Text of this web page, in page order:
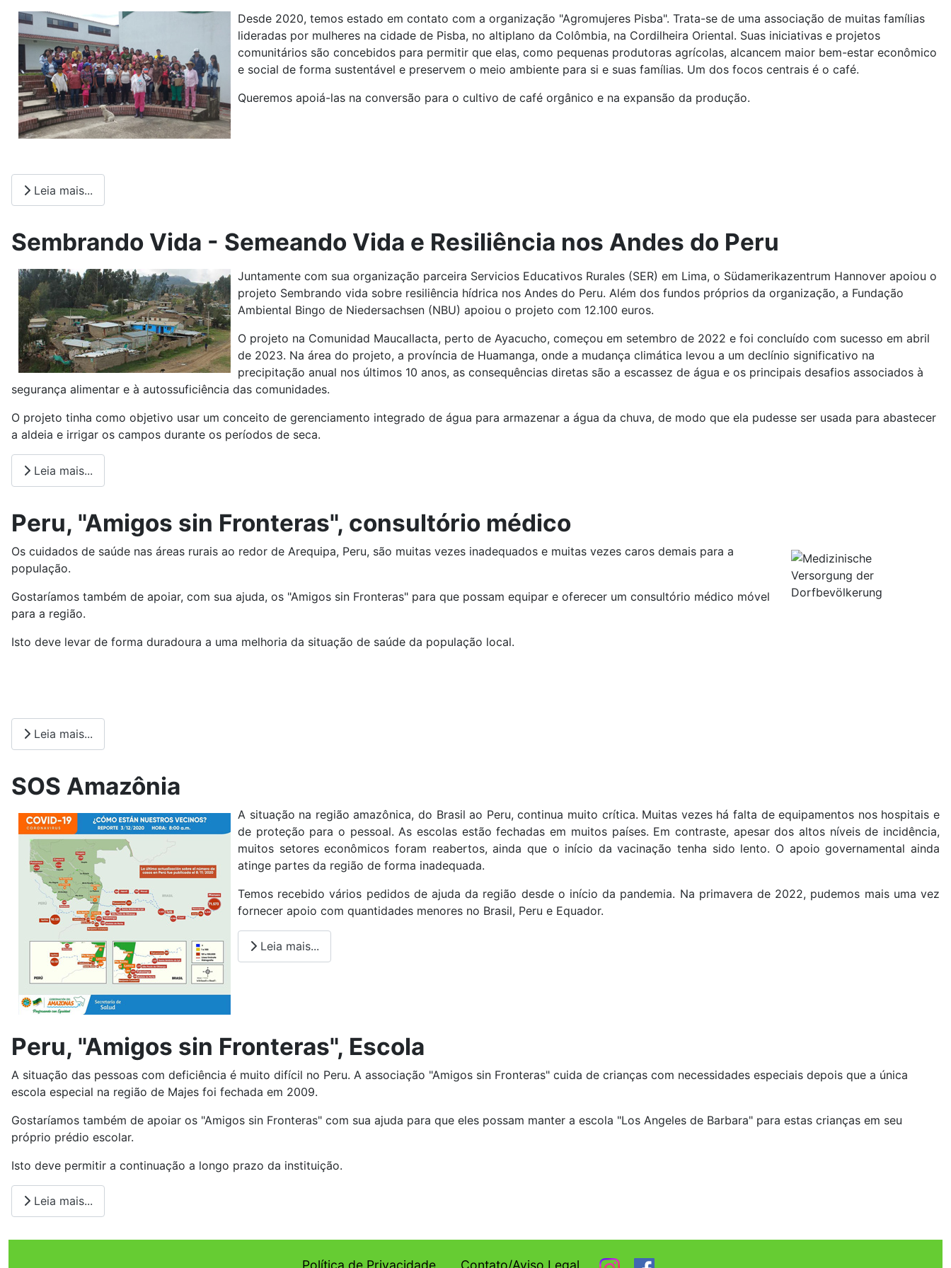
Desde 2020, temos estado em contato com a organização "Agromujeres Pisba". Trata-se de uma associação de muitas famílias
lideradas por mulheres na cidade de Pisba, no altiplano da Colômbia, na Cordilheira Oriental. Suas iniciativas e projetos
comunitários são concebidos para permitir que elas, como pequenas produtoras agrícolas, alcancem maior bem-estar econômico
e social de forma sustentável e preservem o meio ambiente para si e suas famílias. Um dos focos centrais é o café.
Queremos apoiá-las na conversão para o cultivo de café orgânico e na expansão da produção.
Leia mais...
Sembrando Vida - Semeando Vida e Resiliência nos Andes do Peru
Juntamente com sua organização parceira Servicios Educativos Rurales (SER) em Lima, o Südamerikazentrum Hannover apoiou o
projeto Sembrando vida sobre resiliência hídrica nos Andes do Peru. Além dos fundos próprios da organização, a Fundação
Ambiental Bingo de Niedersachsen (NBU) apoiou o projeto com 12.100 euros.
O projeto na Comunidad Maucallacta, perto de Ayacucho, começou em setembro de 2022 e foi concluído com sucesso em abril
de 2023. Na área do projeto, a província de Huamanga, onde a mudança climática levou a um declínio significativo na
precipitação anual nos últimos 10 anos, as consequências diretas são a escassez de água e os principais desafios associados à
segurança alimentar e à autossuficiência das comunidades.
O projeto tinha como objetivo usar um conceito de gerenciamento integrado de água para armazenar a água da chuva, de modo que ela pudesse ser usada para abastecer
a aldeia e irrigar os campos durante os períodos de seca.
Leia mais...
Peru, "Amigos sin Fronteras", consultório médico
Os cuidados de saúde nas áreas rurais ao redor de Arequipa, Peru, são muitas vezes inadequados e muitas vezes caros demais para a
população.
Gostaríamos também de apoiar, com sua ajuda, os "Amigos sin Fronteras" para que possam equipar e oferecer um consultório médico móvel
para a região.
Isto deve levar de forma duradoura a uma melhoria da situação de saúde da população local.
Leia mais...
SOS Amazônia
A situação na região amazônica, do Brasil ao Peru, continua muito crítica. Muitas vezes há falta de equipamentos nos hospitais e
de proteção para o pessoal. As escolas estão fechadas em muitos países. Em contraste, apesar dos altos níveis de incidência,
muitos setores econômicos foram reabertos, ainda que o início da vacinação tenha sido lento. O apoio governamental ainda
atinge partes da região de forma inadequada.
Temos recebido vários pedidos de ajuda da região desde o início da pandemia. Na primavera de 2022, pudemos mais uma vez
fornecer apoio com quantidades menores no Brasil, Peru e Equador.
Leia mais...
Peru, "Amigos sin Fronteras", Escola
A situação das pessoas com deficiência é muito difícil no Peru. A associação "Amigos sin Fronteras" cuida de crianças com necessidades especiais depois que a única
escola especial na região de Majes foi fechada em 2009.
Gostaríamos também de apoiar os "Amigos sin Fronteras" com sua ajuda para que eles possam manter a escola "Los Angeles de Barbara" para estas crianças em seu
próprio prédio escolar.
Isto deve permitir a continuação a longo prazo da instituição.
Leia mais...